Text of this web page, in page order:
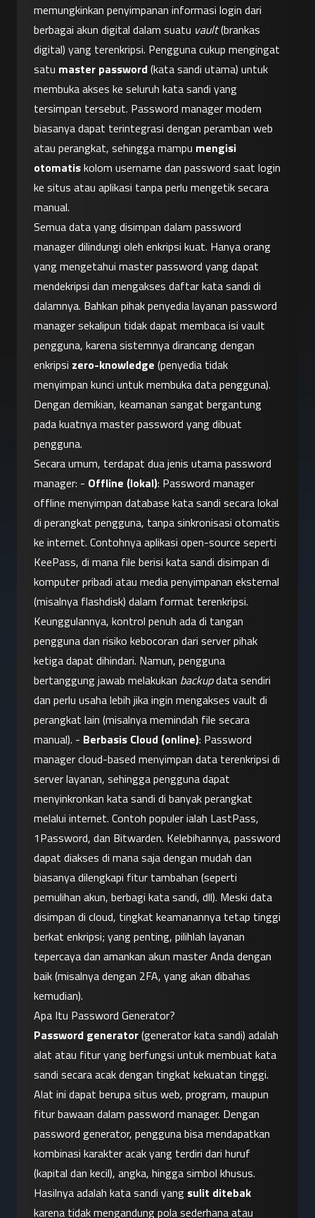
memungkinkan penyimpanan informasi login dari
berbagai akun digital dalam suatu vault (brankas
digital) yang terenkripsi. Pengguna cukup mengingat
satu master password (kata sandi utama) untuk
membuka akses ke seluruh kata sandi yang
tersimpan tersebut. Password manager modern
biasanya dapat terintegrasi dengan peramban web
atau perangkat, sehingga mampu mengisi
otomatis kolom username dan password saat login
ke situs atau aplikasi tanpa perlu mengetik secara
manual.
Semua data yang disimpan dalam password
manager dilindungi oleh enkripsi kuat. Hanya orang
yang mengetahui master password yang dapat
mendekripsi dan mengakses daftar kata sandi di
dalamnya. Bahkan pihak penyedia layanan password
manager sekalipun tidak dapat membaca isi vault
pengguna, karena sistemnya dirancang dengan
enkripsi zero-knowledge (penyedia tidak
menyimpan kunci untuk membuka data pengguna).
Dengan demikian, keamanan sangat bergantung
pada kuatnya master password yang dibuat
pengguna.
Secara umum, terdapat dua jenis utama password
manager: - Offline (lokal): Password manager
offline menyimpan database kata sandi secara lokal
di perangkat pengguna, tanpa sinkronisasi otomatis
ke internet. Contohnya aplikasi open-source seperti
KeePass, di mana file berisi kata sandi disimpan di
komputer pribadi atau media penyimpanan eksternal
(misalnya flashdisk) dalam format terenkripsi.
Keunggulannya, kontrol penuh ada di tangan
pengguna dan risiko kebocoran dari server pihak
ketiga dapat dihindari. Namun, pengguna
bertanggung jawab melakukan backup data sendiri
dan perlu usaha lebih jika ingin mengakses vault di
perangkat lain (misalnya memindah file secara
manual). - Berbasis Cloud (online): Password
manager cloud-based menyimpan data terenkripsi di
server layanan, sehingga pengguna dapat
menyinkronkan kata sandi di banyak perangkat
melalui internet. Contoh populer ialah LastPass,
1Password, dan Bitwarden. Kelebihannya, password
dapat diakses di mana saja dengan mudah dan
biasanya dilengkapi fitur tambahan (seperti
pemulihan akun, berbagi kata sandi, dll). Meski data
disimpan di cloud, tingkat keamanannya tetap tinggi
berkat enkripsi; yang penting, pilihlah layanan
tepercaya dan amankan akun master Anda dengan
baik (misalnya dengan 2FA, yang akan dibahas
kemudian).
Apa Itu Password Generator?
Password generator (generator kata sandi) adalah
alat atau fitur yang berfungsi untuk membuat kata
sandi secara acak dengan tingkat kekuatan tinggi.
Alat ini dapat berupa situs web, program, maupun
fitur bawaan dalam password manager. Dengan
password generator, pengguna bisa mendapatkan
kombinasi karakter acak yang terdiri dari huruf
(kapital dan kecil), angka, hingga simbol khusus.
Hasilnya adalah kata sandi yang sulit ditebak
karena tidak mengandung pola sederhana atau